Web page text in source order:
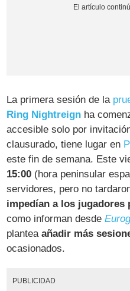
La primera sesión de la
Ring Nightreign ha
accesible solo por
clausurado, tiene lugar en
este fin de semana. Este
15:00 (hora peninsular
servidores, pero no
impedían a los jugadores
como informan desde
planteaañadir más
ocasionados.
PUBLICIDAD